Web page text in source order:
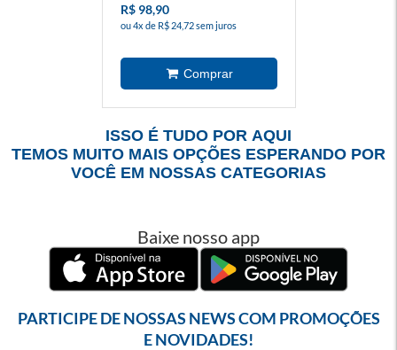
R$ 98,90
ou 4x de R$ 24,72 sem juros
ISSO É TUDO POR AQUI
TEMOS MUITO MAIS OPÇÕES ESPERANDO POR
VOCÊ EM NOSSAS CATEGORIAS
Baixe nosso app
PARTICIPE DE NOSSAS NEWS COM PROMOÇÕES
E NOVIDADES!